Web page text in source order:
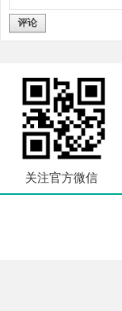
评论
关注官方微信